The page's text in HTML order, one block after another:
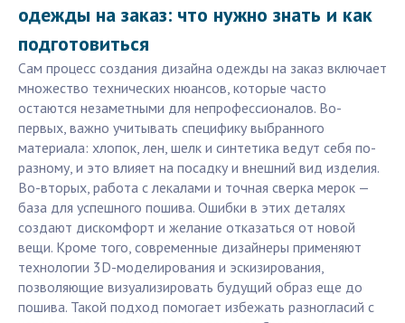
одежды на заказ: что нужно знать и как
подготовиться
Сам процесс создания дизайна одежды на заказ включает
множество технических нюансов, которые часто
остаются незаметными для непрофессионалов. Во-
первых, важно учитывать специфику выбранного
материала: хлопок, лен, шелк и синтетика ведут себя по-
разному, и это влияет на посадку и внешний вид изделия.
Во-вторых, работа с лекалами и точная сверка мерок —
база для успешного пошива. Ошибки в этих деталях
создают дискомфорт и желание отказаться от новой
вещи. Кроме того, современные дизайнеры применяют
технологии 3D-моделирования и эскизирования,
позволяющие визуализировать будущий образ еще до
пошива. Такой подход помогает избежать разногласий с